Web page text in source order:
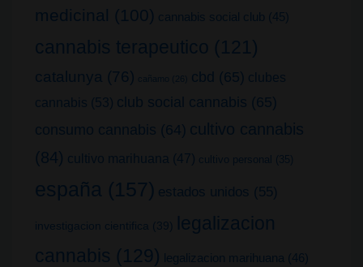
medicinal (100) cannabis social club (45)
cannabis terapeutico (121)
catalunya (76) cañamo (26) cbd (65) clubes
cannabis (53) club social cannabis (65)
consumo cannabis (64) cultivo cannabis
(84) cultivo marihuana (47) cultivo personal (35)
españa (157) estados unidos (55)
investigacion cientifica (39)
legalizacion
cannabis (129) legalizacion marihuana (46)